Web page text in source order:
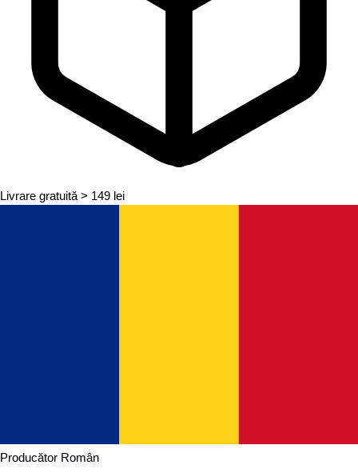
Livrare gratuită > 149 lei
Producător Român